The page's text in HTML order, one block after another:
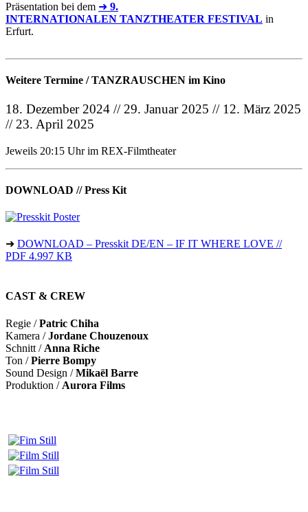
Präsentation bei dem ➜ 9.
INTERNATIONALEN TANZTHEATER FESTIVAL in
Erfurt.
Weitere Termine / TANZRAUSCHEN im Kino
18. Dezember 2024 // 29. Januar 2025 // 12. März 2025
// 23. April 2025
Jeweils 20:15 Uhr im REX-Filmtheater
DOWNLOAD // Press Kit
➜ DOWNLOAD – Presskit DE/EN – IF IT WHERE LOVE //
PDF 4.997 KB
CAST & CREW
Regie /Patric Chiha
Kamera /Jordane Chouzenoux
Schnitt / Anna Riche
Ton /Pierre Bompy
Sound Design /Mikaël Barre
Produktion / Aurora Films